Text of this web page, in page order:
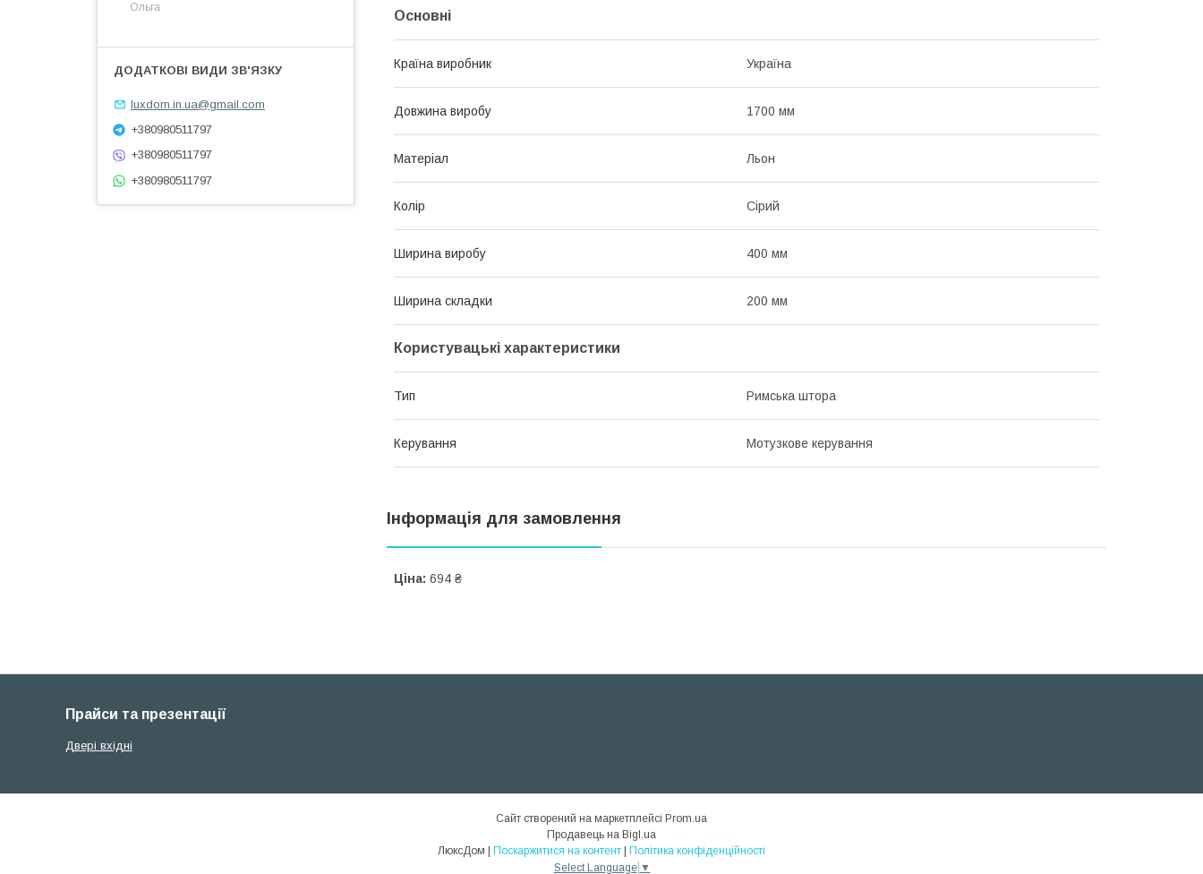
Основні
Країна виробник Україна
Довжина виробу 1700 мм
Матеріал Льон
Колір Сірий
Ширина виробу 400 мм
Ширина складки 200 мм
Користувацькі характеристики
Тип Римська штора
Керування Мотузкове керування
Інформація для замовлення
Ціна: 694 ₴
Ольга
luxdom.in.ua@gmail.com
+380980511797
+380980511797
+380980511797
Прайси та презентації
Двері вхідні
Сайт створений на маркетплейсі Prom.ua
Продавець на Bigl.ua
ЛюксДом | Поскаржитися на контент | Політика конфіденційності
Select Language ▼